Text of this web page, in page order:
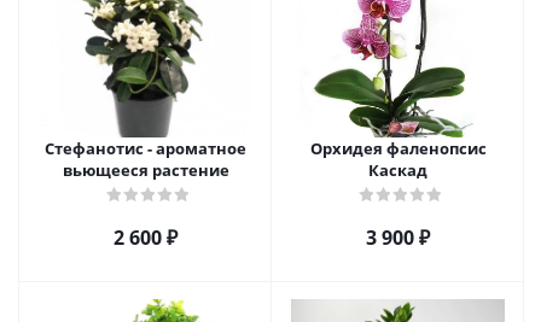
Стефанотис - ароматное
вьющееся растение
2 600₽
Орхидея фаленопсис
Каскад
3 900₽